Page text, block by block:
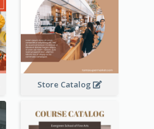
Store Catalog